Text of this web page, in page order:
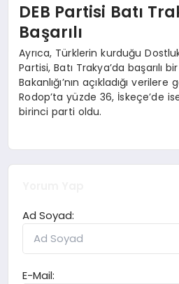
DEB Partisi Batı
Başarılı
Ayrıca, Türklerin kurduğu
Partisi, Batı Trakya’da başarılı
Bakanlığı’nın açıkladığı verilere
Rodop’ta yüzde 36, İskeçe’de
birinci parti oldu.
Ad Soyad:
E-Mail: